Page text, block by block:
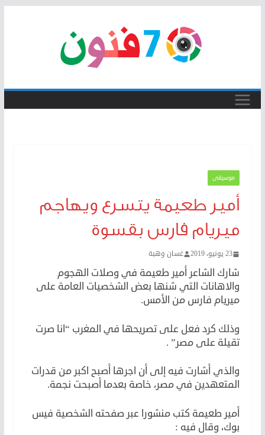
موسيقى
أمير طعيمة يتسرع ويهاجم
ميريام فارس بقسوة
23 يونيو، 2019 غسان وهبة
شارك الشاعر أمير طعيمة في وصلات الهجوم
والاهانات التي شنها بعض الشخصيات العامة على
ميريام فارس من الأمس.
وذلك كرد فعل على تصريحها في المغرب “انا صرت
تقيلة على مصر” .
والذي أشارت فيه إلى أن اجرها أصبح اكبر من قدرات
المتعهدين في مصر، خاصة بعدما أصبحت نجمة.
أمير طعيمة كتب منشورا عبر صفحته الشخصية فيس
بوك، وقال فيه :